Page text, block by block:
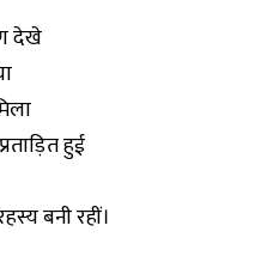
देखे
हुई
बनी रहीं।